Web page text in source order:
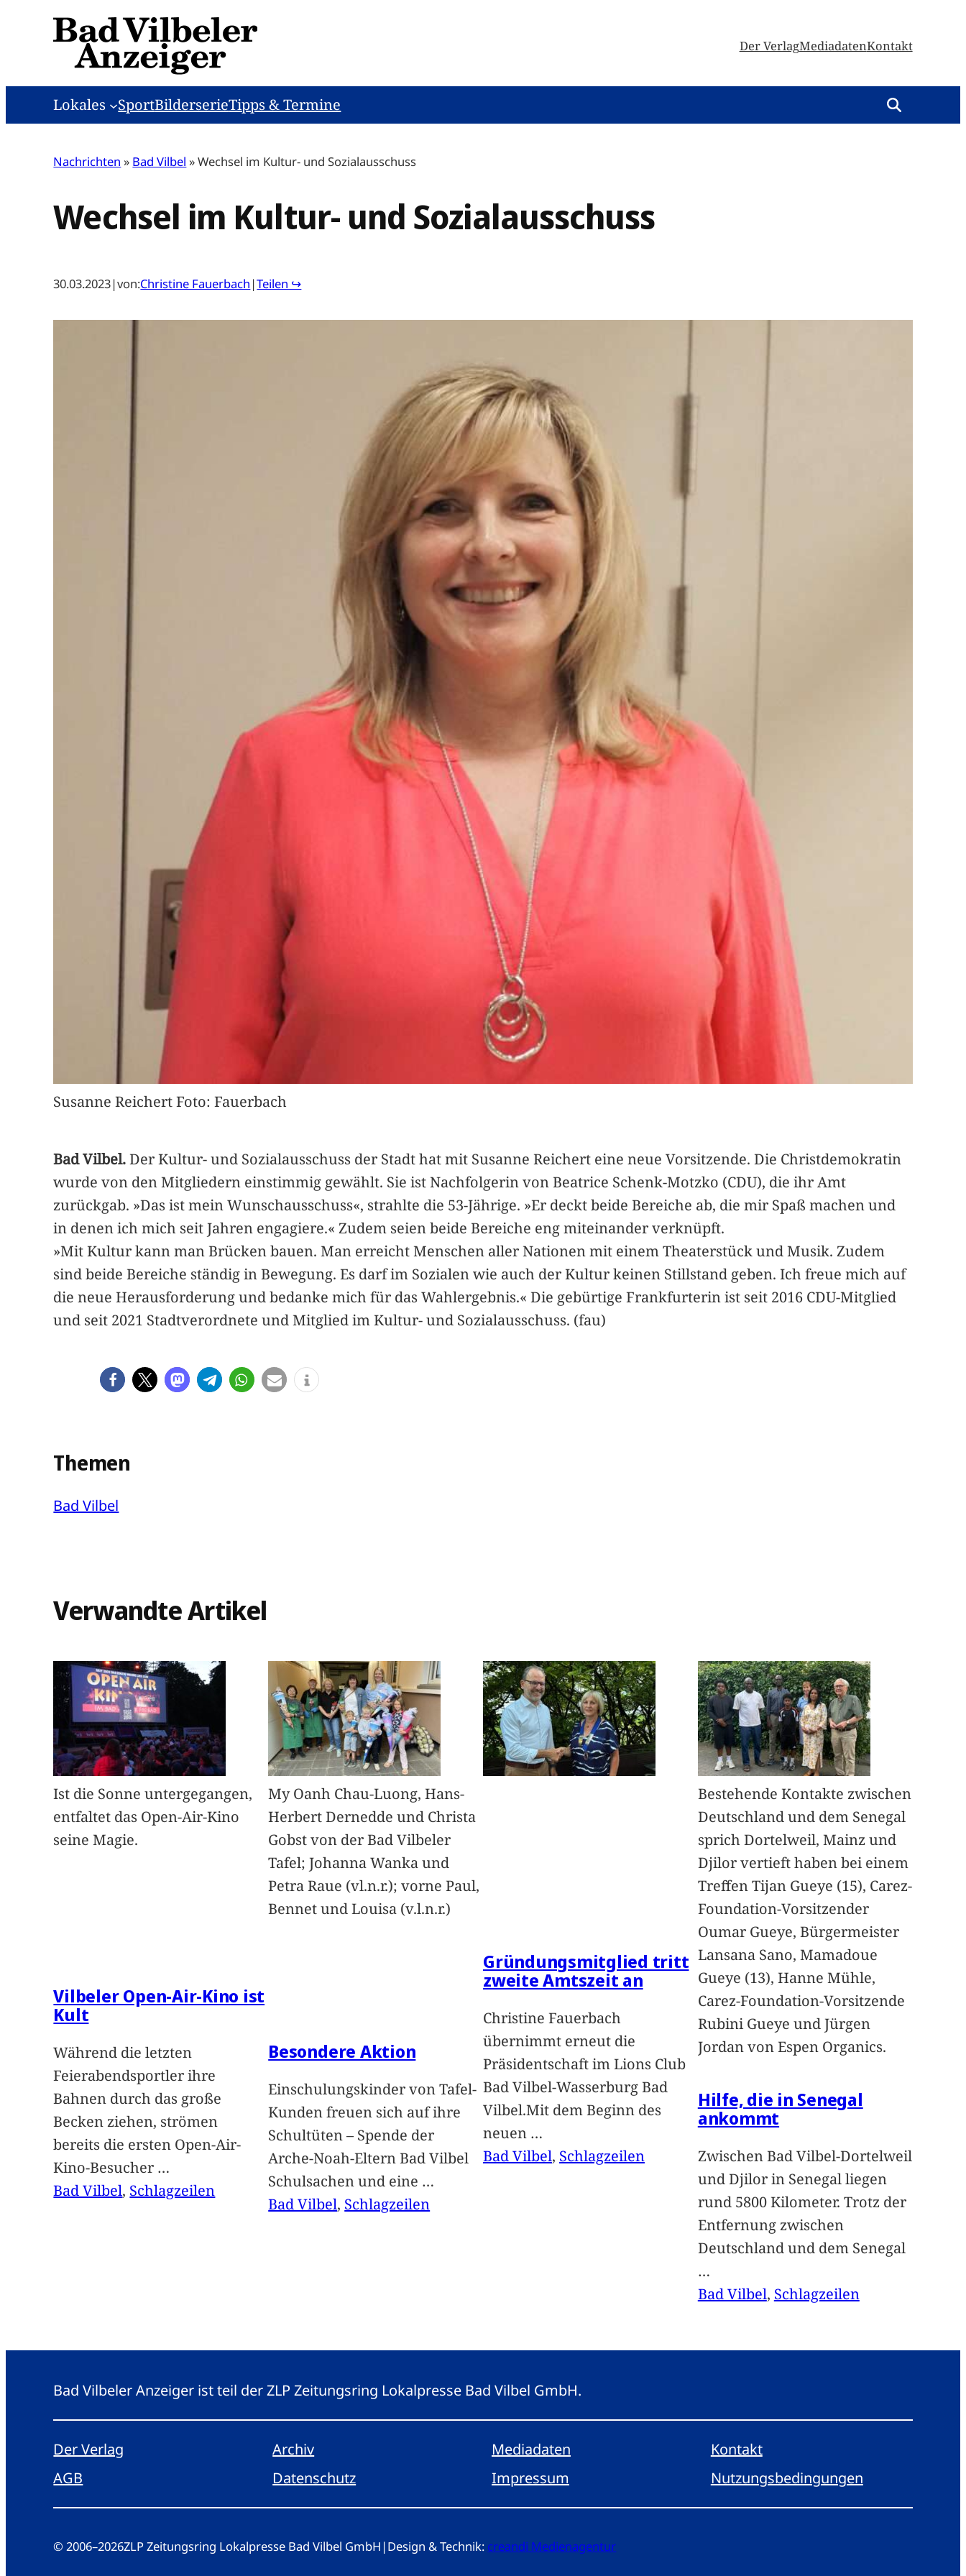
Der VerlagMediadatenKontakt
Lokales SportBilderserieTipps & Termine
Nachrichten » Bad Vilbel »Wechsel im Kultur- und Sozialausschuss
Wechsel im Kultur- und Sozialausschuss
30.03.2023|von:Christine Fauerbach |Teilen ↪
Susanne Reichert Foto: Fauerbach
Bad Vilbel.Der Kultur- und Sozialausschuss der Stadt hat mit Susanne Reichert eine neue Vorsitzende. Die Christdemokratin
wurde von den Mitgliedern einstimmig gewählt. Sie ist Nachfolgerin von Beatrice Schenk-Motzko (CDU), die ihr Amt
zurückgab. »Das ist mein Wunschausschuss«, strahlte die 53-Jährige. »Er deckt beide Bereiche ab, die mir Spaß machen und
in denen ich mich seit Jahren engagiere.« Zudem seien beide Bereiche eng miteinander verknüpft.
»Mit Kultur kann man Brücken bauen. Man erreicht Menschen aller Nationen mit einem Theaterstück und Musik. Zudem
sind beide Bereiche ständig in Bewegung. Es darf im Sozialen wie auch der Kultur keinen Stillstand geben. Ich freue mich auf
die neue Herausforderung und bedanke mich für das Wahlergebnis.« Die gebürtige Frankfurterin ist seit 2016 CDU-Mitglied
und seit 2021 Stadtverordnete und Mitglied im Kultur- und Sozialausschuss. (fau)
Themen
Bad Vilbel
Verwandte Artikel
Ist die Sonne untergegangen,
entfaltet das Open-Air-Kino
seine Magie.
Vilbeler Open-Air-Kino ist
Kult
Während die letzten
Feierabendsportler ihre
Bahnen durch das große
Becken ziehen, strömen
bereits die ersten Open-Air-
Kino-Besucher …
Bad Vilbel, Schlagzeilen
My Oanh Chau-Luong, Hans-
Herbert Dernedde und Christa
Gobst von der Bad Vilbeler
Tafel; Johanna Wanka und
Petra Raue (vl.n.r.); vorne Paul,
Bennet und Louisa (v.l.n.r.)
Besondere Aktion
Einschulungskinder von Tafel-
Kunden freuen sich auf ihre
Schultüten – Spende der
Arche-Noah-Eltern Bad Vilbel
Schulsachen und eine …
Bad Vilbel, Schlagzeilen
Gründungsmitglied tritt
zweite Amtszeit an
Christine Fauerbach
übernimmt erneut die
Präsidentschaft im Lions Club
Bad Vilbel-Wasserburg Bad
Vilbel.Mit dem Beginn des
neuen …
Bad Vilbel, Schlagzeilen
Bestehende Kontakte zwischen
Deutschland und dem Senegal
sprich Dortelweil, Mainz und
Djilor vertieft haben bei einem
Treffen Tijan Gueye (15), Carez-
Foundation-Vorsitzender
Oumar Gueye, Bürgermeister
Lansana Sano, Mamadoue
Gueye (13), Hanne Mühle,
Carez-Foundation-Vorsitzende
Rubini Gueye und Jürgen
Jordan von Espen Organics.
Hilfe, die in Senegal
ankommt
Zwischen Bad Vilbel-Dortelweil
und Djilor in Senegal liegen
rund 5800 Kilometer. Trotz der
Entfernung zwischen
Deutschland und dem Senegal
…
Bad Vilbel, Schlagzeilen
Bad Vilbeler Anzeiger ist teil der ZLP Zeitungsring Lokalpresse Bad Vilbel GmbH.
Der Verlag Archiv Mediadaten
Kontakt
AGB
Datenschutz Impressum Nutzungsbedingungen
© 2006–2026ZLP Zeitungsring Lokalpresse Bad Vilbel GmbH |Design & Technik: creandi Medienagentur